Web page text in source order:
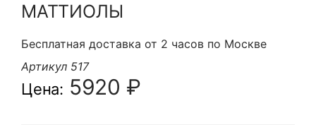
МАТТИОЛЫ
Бесплатная доставка от 2 часов по Москве
Артикул 517
Цена: 5920 ₽